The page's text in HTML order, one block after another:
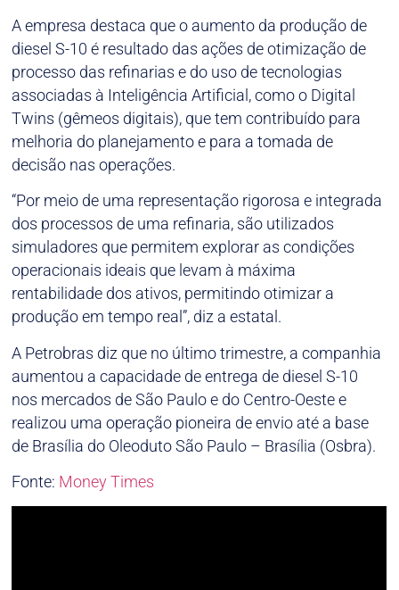
A empresa destaca que o aumento da produção de
diesel S-10 é resultado das ações de otimização de
processo das refinarias e do uso de tecnologias
associadas à Inteligência Artificial, como o Digital
Twins (gêmeos digitais), que tem contribuído para
melhoria do planejamento e para a tomada de
decisão nas operações.
“Por meio de uma representação rigorosa e integrada
dos processos de uma refinaria, são utilizados
simuladores que permitem explorar as condições
operacionais ideais que levam à máxima
rentabilidade dos ativos, permitindo otimizar a
produção em tempo real”, diz a estatal.
A Petrobras diz que no último trimestre, a companhia
aumentou a capacidade de entrega de diesel S-10
nos mercados de São Paulo e do Centro-Oeste e
realizou uma operação pioneira de envio até a base
de Brasília do Oleoduto São Paulo – Brasília (Osbra).
Fonte: Money Times